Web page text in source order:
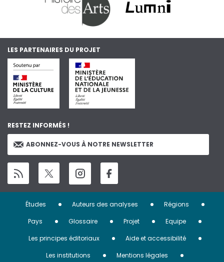
LES PARTENAIRES DU PROJET
RESTEZ INFORMÉS !
ABONNEZ-VOUS À NOTRE NEWSLETTER
Menu
Pied
Études Auteurs des analyses
Régions
Pays
Glossaire Projet
Equipe
Les principes éditoriaux
Aide et accessibilité
Les institutions
Mentions légales